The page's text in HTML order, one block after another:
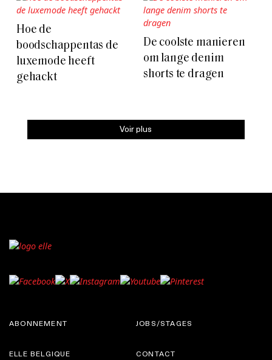
Hoe de
boodschappentas de
luxemode heeft
gehackt
De coolste manieren
om lange denim
shorts te dragen
Voir plus
ABONNEMENT
ELLE BELGIQUE
JOBS/STAGES
CONTACT